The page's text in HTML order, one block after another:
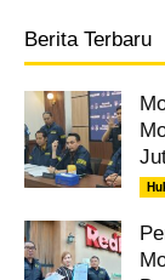
Berita Terbaru